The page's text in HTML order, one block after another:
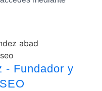
- Fundador y